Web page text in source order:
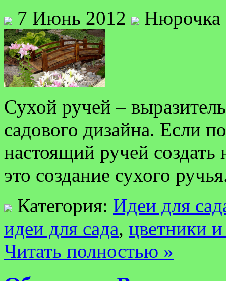
7 Июнь 2012 Нюрочка
Сухой ручей –
садового дизайна. Если
настоящий ручей создать
это создание сухого
Категория: Идеи для
идеи для сада, цветники
Читать полностью »